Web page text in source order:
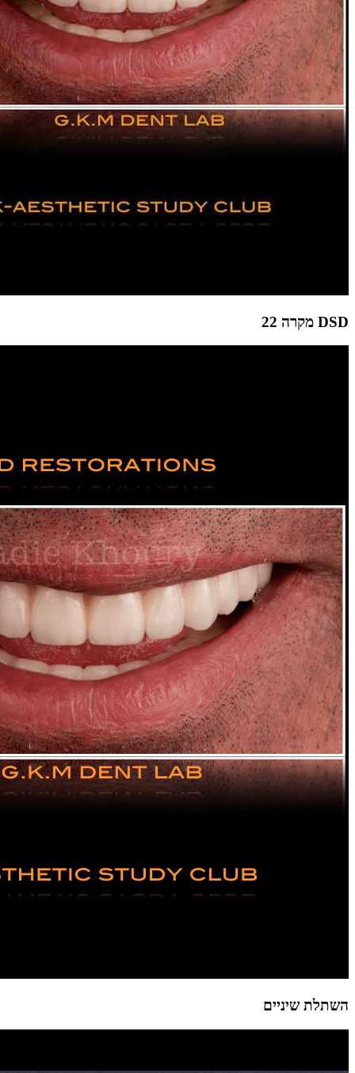
DSD מקרה 22
השתלת שיניים